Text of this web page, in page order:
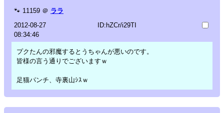
🐾 11159 ＠ ララ
2012-08-27
08:34:46
ID:hZCr/i29TI
プクたんの邪魔するとうちゃんが悪いのです。
皆様の言う通りでございますｗ
足猫パンチ、寺裏山ｼｽｗ